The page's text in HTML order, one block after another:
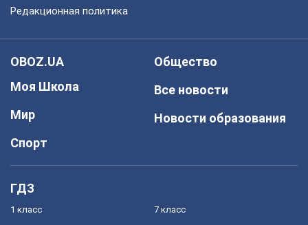
Редакционная политика
OBOZ.UA
Моя Школа
Мир
Спорт
Общество
Все новости
Новости образования
ГДЗ
1 класс 7 класс